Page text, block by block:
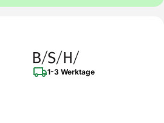
1-3 Werktage